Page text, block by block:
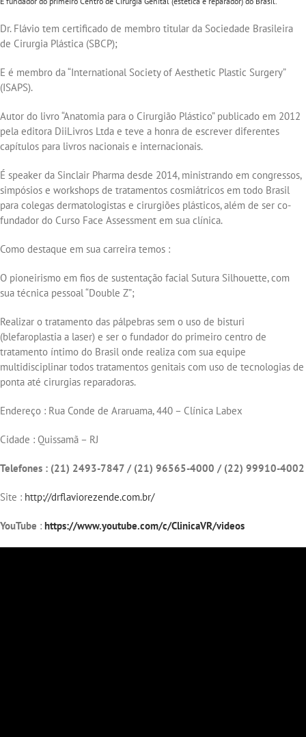
Dr. Flávio tem certificado de membro titular da Sociedade Brasileira
de Cirurgia Plástica (SBCP);
E é membro da “International Society of Aesthetic Plastic Surgery”
(ISAPS).
Autor do livro “Anatomia para o Cirurgião Plástico” publicado em 2012
pela editora DiiLivros Ltda e teve a honra de escrever diferentes
capítulos para livros nacionais e internacionais.
É speaker da Sinclair Pharma desde 2014, ministrando em congressos,
simpósios e workshops de tratamentos cosmiátricos em todo Brasil
para colegas dermatologistas e cirurgiões plásticos, além de ser co-
fundador do Curso Face Assessment em sua clínica.
Como destaque em sua carreira temos :
O pioneirismo em fios de sustentação facial Sutura Silhouette, com
sua técnica pessoal “Double Z”;
Realizar o tratamento das pálpebras sem o uso de bisturi
(blefaroplastia a laser) e ser o fundador do primeiro centro de
tratamento íntimo do Brasil onde realiza com sua equipe
multidisciplinar todos tratamentos genitais com uso de tecnologias de
ponta até cirurgias reparadoras.
Endereço : Rua Conde de Araruama, 440 – Clínica Labex
Cidade : Quissamã – RJ
Telefones : (21) 2493-7847 / (21) 96565-4000 / (22) 99910-4002
Site : http://drflaviorezende.com.br/
YouTube : https://www.youtube.com/c/ClinicaVR/videos